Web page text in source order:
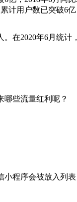
户数已突破6亿
2020年6月统计
些流量红利呢？
序会被放入列